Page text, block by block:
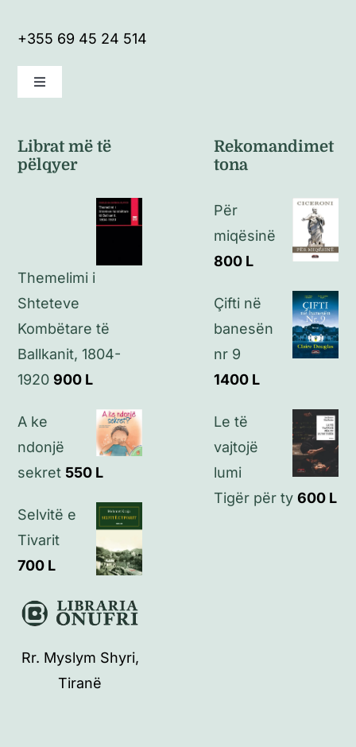
+355 69 45 24 514
Toggle
Politikat e kthimeve
Politikat e privatësisë
Librat më të
pëlqyer
Themelimi i
Shteteve
Kombëtare të
Ballkanit, 1804-
1920 900 L
A ke
ndonjë
sekret 550 L
Selvitë e
Tivarit
700 L
Rekomandimet
tona
Për
miqësinë
800 L
Çifti në
banesën
nr 9
1400 L
Le të
vajtojë
lumi
Tigër për ty 600 L
Rr. Myslym Shyri,
Tiranë